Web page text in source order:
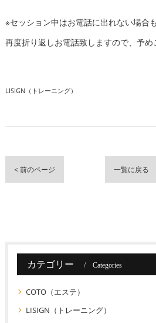
※セッション中はお電話に出れない場合
再度折り返しお電話致しますので、予め
LISIGN（トレーニング）
< 前のページ 一覧に戻る
カテゴリー Categories
COTO（エステ）
LISIGN（トレーニング）